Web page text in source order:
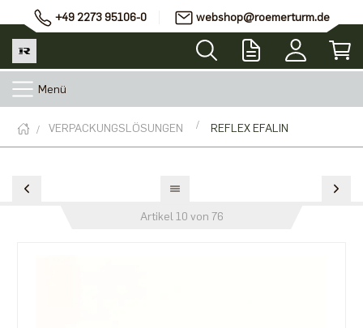
+49 2273 95106-0 webshop@roemerturm.de
Menü
VERPACKUNGSLÖSUNGEN REFLEX EFALIN
Artikel 10 von 76